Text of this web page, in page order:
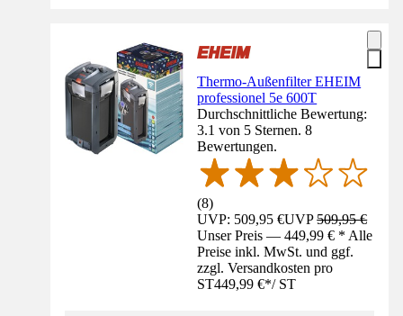
Thermo-Außenfilter EHEIM
professionel 5e 600T
Durchschnittliche Bewertung:
3.1 von 5 Sternen. 8
Bewertungen.
(8)
UVP: 509,95 €UVP509,95 €
Unser Preis — 449,99 € * Alle
Preise inkl. MwSt. und ggf.
zzgl. Versandkosten pro
ST449,99 €*/ ST